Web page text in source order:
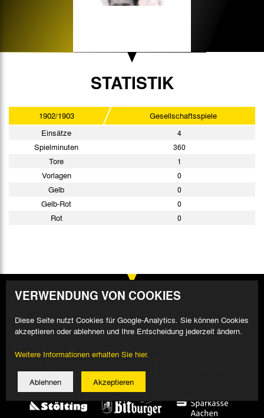
STATISTIK
1902/1903
Gesellschaftsspiele
Einsätze
4
Spielminuten 360
Tore 1
Vorlagen 0
Gelb 0
Gelb-Rot 0
Rot 0
VERWENDUNG VON COOKIES
Diese Seite nutzt Cookies für Google-Analytics. Sie können Cookies
akzeptieren oder ablehnen und Ihre Entscheidung jederzeit ändern.
Weitere Informationen erhalten Sie hier.
Ablehnen Akzeptieren